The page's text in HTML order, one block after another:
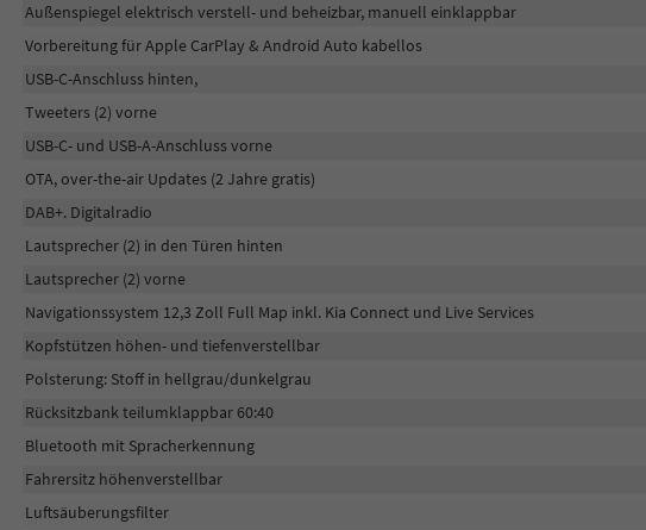
Außenspiegel elektrisch verstell- und beheizbar, manuell einklappbar
Vorbereitung für Apple CarPlay & Android Auto kabellos
USB-C-Anschluss hinten,
Tweeters (2) vorne
USB-C- und USB-A-Anschluss vorne
OTA, over-the-air Updates (2 Jahre gratis)
DAB+. Digitalradio
Lautsprecher (2) in den Türen hinten
Lautsprecher (2) vorne
Navigationssystem 12,3 Zoll Full Map inkl. Kia Connect und Live Services
Kopfstützen höhen- und tiefenverstellbar
Polsterung: Stoff in hellgrau/dunkelgrau
Rücksitzbank teilumklappbar 60:40
Bluetooth mit Spracherkennung
Fahrersitz höhenverstellbar
Luftsäuberungsfilter